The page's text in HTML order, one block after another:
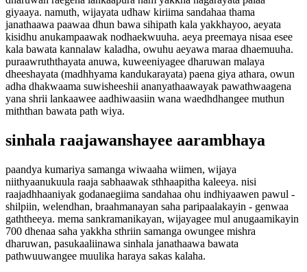
giyaaya. namuth, wijayata udhaw kiriima sandahaa thama
janathaawa paawaa dhun bawa sihipath kala yakkhayoo, aeyata
kisidhu anukampaawak nodhaekwuuha. aeya preemaya nisaa esee
kala bawata kannalaw kaladha, owuhu aeyawa maraa dhaemuuha.
puraawruththayata anuwa, kuweeniyagee dharuwan malaya
dheeshayata (madhhyama kandukarayata) paena giya athara, owun
adha dhakwaama suwisheeshii ananyathaawayak pawathwaagena
yana shrii lankaawee aadhiwaasiin wana waedhdhangee muthun
miththan bawata path wiya.
sinhala raajawanshayee aarambhaya
paandya kumariya samanga wiwaaha wiimen, wijaya
niithyaanukuula raaja sabhaawak sthhaapitha kaleeya. nisi
raajadhhaaniyak godanaegiima sandahaa ohu indhiyaawen pawul -
shilpiin, welendhan, braahmanayan saha paripaalakayin - genwaa
gaththeeya. mema sankramanikayan, wijayagee mul anugaamikayin
700 dhenaa saha yakkha sthriin samanga owungee mishra
dharuwan, pasukaaliinawa sinhala janathaawa bawata
pathwuuwangee muulika haraya sakas kalaha.